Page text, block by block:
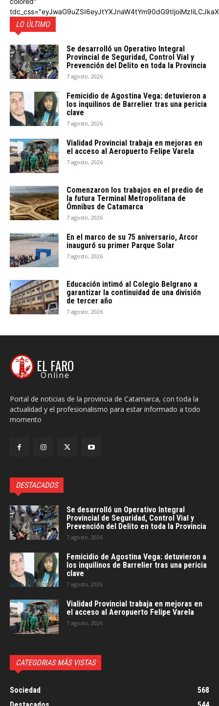
LO ÚLTIMO
Se desarrolló un Operativo Integral
Provincial de Seguridad, Control Vial y
Prevención del Delito en toda la Provincia
7 agosto, 2026
Femicidio de Agostina Vega: detuvieron a
los inquilinos de Barrelier tras una pericia
clave
7 agosto, 2026
Vialidad Provincial trabaja en mejoras en
el acceso al Aeropuerto Felipe Varela
7 agosto, 2026
Comenzaron los trabajos en el predio de
la futura Terminal Metropolitana de
Ómnibus de Catamarca
7 agosto, 2026
En el marco de su 75 aniversario, Arcor
inauguró su primer Parque Solar
7 agosto, 2026
Educación intimó al Colegio Belgrano a
garantizar la continuidad de una división
de tercer año
7 agosto, 2026
EL FARO
Online
Portal de noticias de la provincia de Catamarca, con toda la
actualidad y el profesionalismo para estar informado a todo
momento
DESTACADOS
Se desarrolló un Operativo Integral
Provincial de Seguridad, Control Vial y
Prevención del Delito en toda la Provincia
7 agosto, 2026
Femicidio de Agostina Vega: detuvieron a
los inquilinos de Barrelier tras una pericia
clave
7 agosto, 2026
Vialidad Provincial trabaja en mejoras en
el acceso al Aeropuerto Felipe Varela
7 agosto, 2026
CATEGORIAS MÁS VISTAS
Sociedad
568